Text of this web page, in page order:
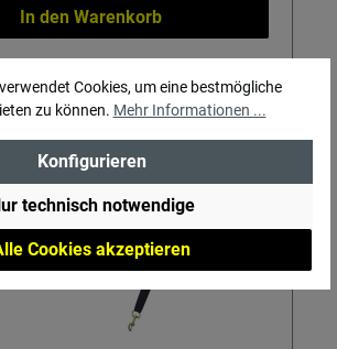
Cookies, um eine bestmögliche
zu können. Mehr Informationen ...
Cookies akzeptieren
technisch notwendige
Konfigurieren
In den Warenkorb